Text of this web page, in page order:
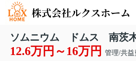
ソムニウム ドムス 南茨
12.6万円～16万円 管理/共益